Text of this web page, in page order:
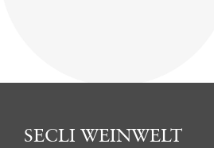
SECLI WEINWELT